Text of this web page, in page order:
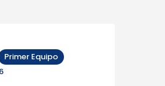
Primer Equipo